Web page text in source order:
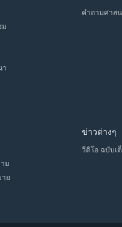
ม
า
คำถามศาส
ม
ย
ข่าวต่างๆ
วีดิโอ ฉบับเ